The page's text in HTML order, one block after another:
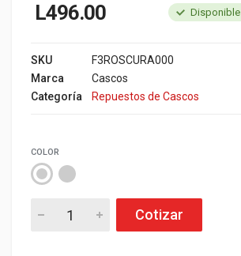
L496.00 Disponible
SKU
F3ROSCURA000
Marca
Cascos
Categoría
Repuestos de Cascos
COLOR
Cotizar